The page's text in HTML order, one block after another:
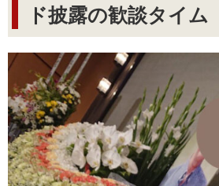
ド披露の歓談タイム